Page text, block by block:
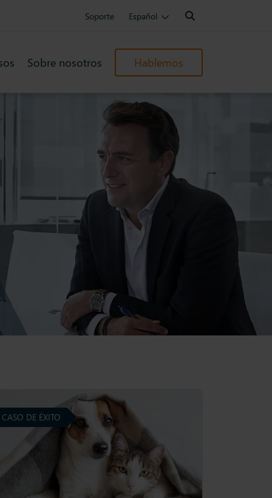
Soporte Español
Search:
Sobre nosotros Hablemos
CASO DE ÉXITO